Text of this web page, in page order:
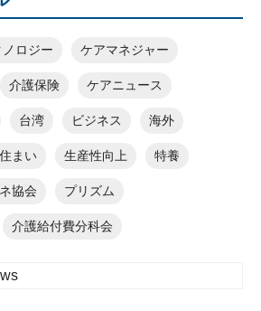
ロジー ケアマネジャー
介護保険 ケアニュース
台湾 ビジネス 海外
まい 生産性向上 特養
協会 プリズム
介護給付費分科会